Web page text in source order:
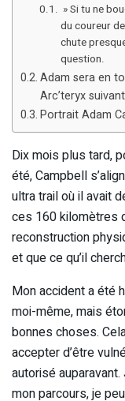
» Si tu ne
du coureur
chute
question.
Adam sera en
Arc’teryx
Portrait Adam
Dix mois plus tard,
été, Campbell
ultra trail où il avait
ces 160 kilomètres
reconstruction
et que ce qu’il
Mon accident a été
moi-même, mais
bonnes choses.
accepter d’être
autorisé auparavant.
mon parcours, je